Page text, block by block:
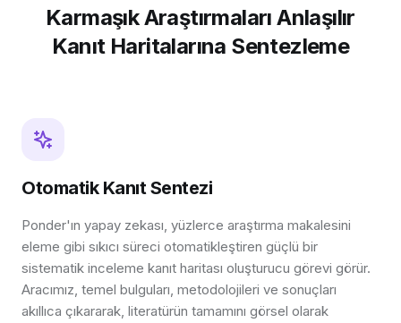
Karmaşık Araştırmaları Anlaşılır
Kanıt Haritalarına Sentezleme
Otomatik Kanıt Sentezi
Ponder'ın yapay zekası, yüzlerce araştırma makalesini
eleme gibi sıkıcı süreci otomatikleştiren güçlü bir
sistematik inceleme kanıt haritası oluşturucu görevi görür.
Aracımız, temel bulguları, metodolojileri ve sonuçları
akıllıca çıkararak, literatürün tamamını görsel olarak